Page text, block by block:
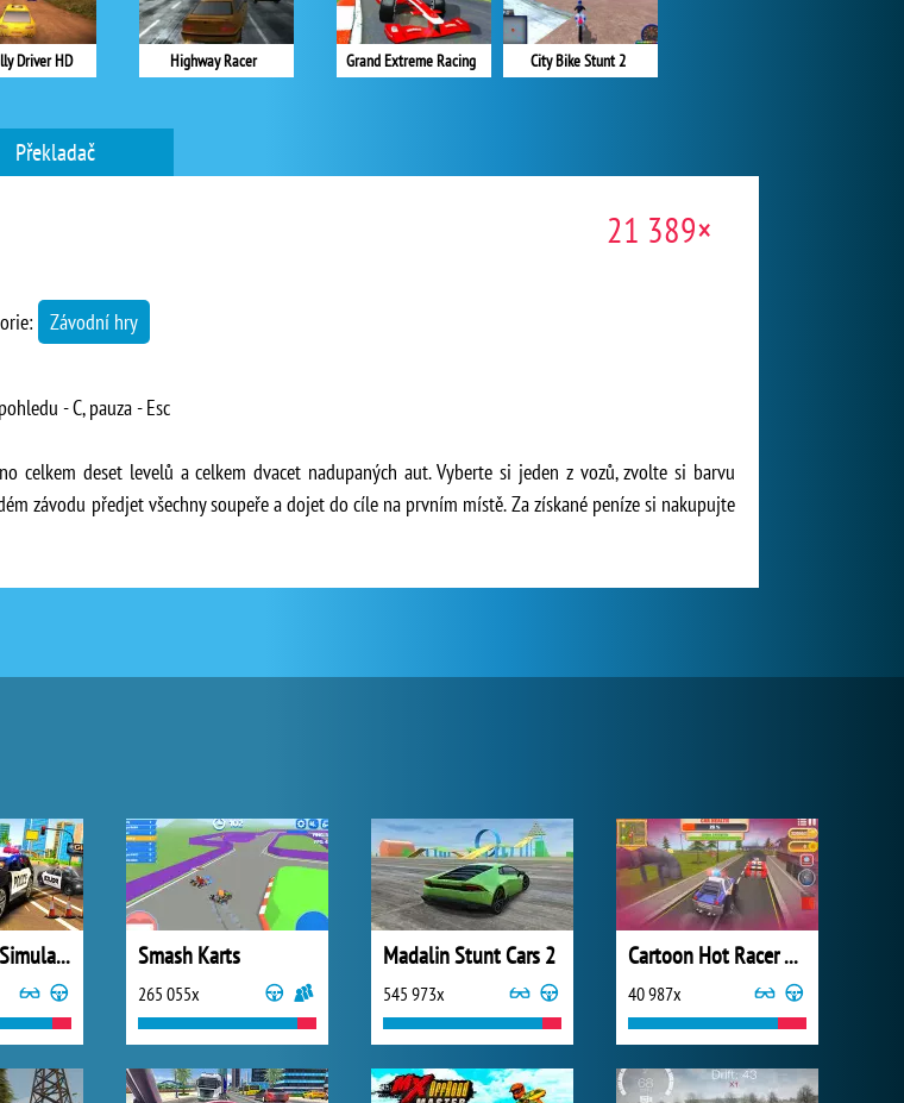
City Bike Stunt 2
Driver HD Highway Racer Grand Extreme Racing
Překladač
21 389×
Závodní hry
- C, pauza - Esc
celkem deset levelů a celkem dvacet nadupaných aut. Vyberte si jeden z vozů, zvolte si barvu
závodu předjet všechny soupeře a dojet do cíle na prvním místě. Za získané peníze si nakupujte
Grand Vegas Simulator Smash Karts
265 055x
Madalin Stunt Cars 2
545 973x
Cartoon Hot Racer 3D
40 987x